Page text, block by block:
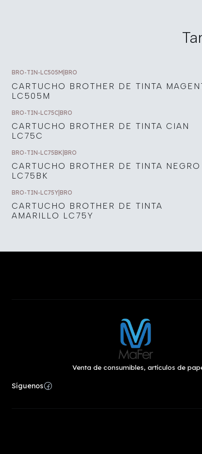
BRO-TIN-LC505M BRO
CARTUCHO BROTHER DE TINTA
LC505M
BRO-TIN-LC75C|BRO
CARTUCHO BROTHER DE TINTA CIAN
LC75C
BRO-TIN-LC75BK BRO
CARTUCHO BROTHER DE TINTA NEGRO
LC75BK
BRO-TIN-LC75Y BRO
CARTUCHO BROTHER DE TINTA
AMARILLO LC75Y
Venta de consumibles, artículos de
Síguenos